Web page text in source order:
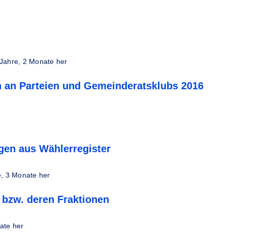
2 Monate her
Parteien und Gemeinderatsklubs 2016
aus Wählerregister
3 Monate her
deren Fraktionen
her